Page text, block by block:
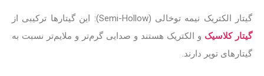
گیتار الکتریک نیمه توخالی (Semi-Hollow): این گیتارها ترکیبی از
گیتار کلاسیک و الکتریک هستند و صدایی گرم‌تر و ملایم‌تر نسبت به
گیتارهای توپر دارند.